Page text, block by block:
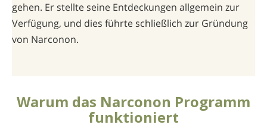
gehen. Er stellte seine Entdeckungen allgemein zur
Verfügung, und dies führte schließlich zur Gründung
von Narconon.
Warum das Narconon Programm
funktioniert